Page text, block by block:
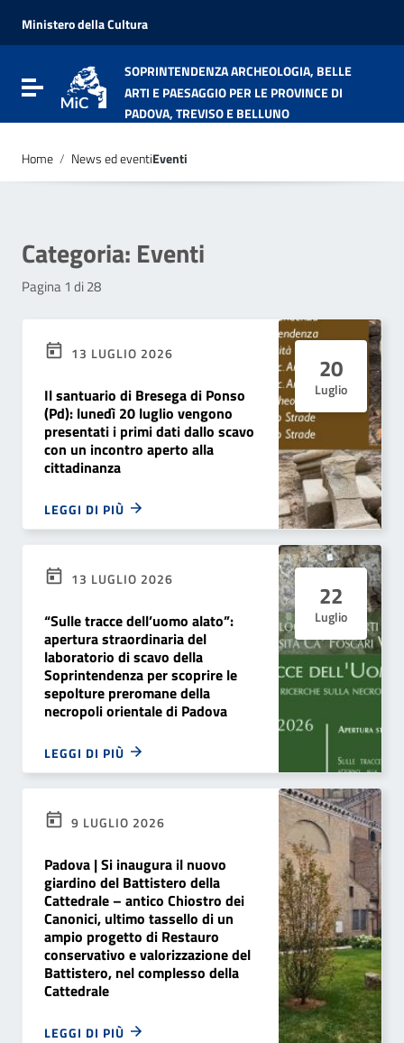
Vai al menu di navigazione
Vai al footer
Ministero della Cultura
Attiva / disattiva la navigazione
SOPRINTENDENZA ARCHEOLOGIA, BELLE
ARTI E PAESAGGIO PER LE PROVINCE DI
PADOVA, TREVISO E BELLUNO
Home / News ed eventiEventi
Categoria: Eventi
Pagina 1 di 28
20
Luglio
13 LUGLIO 2026
Il santuario di Bresega di Ponso
(Pd): lunedì 20 luglio vengono
presentati i primi dati dallo scavo
con un incontro aperto alla
cittadinanza
LEGGI DI PIÙ
22
Luglio
13 LUGLIO 2026
“Sulle tracce dell’uomo alato”:
apertura straordinaria del
laboratorio di scavo della
Soprintendenza per scoprire le
sepolture preromane della
necropoli orientale di Padova
LEGGI DI PIÙ
9 LUGLIO 2026
Padova | Si inaugura il nuovo
giardino del Battistero della
Cattedrale – antico Chiostro dei
Canonici, ultimo tassello di un
ampio progetto di Restauro
conservativo e valorizzazione del
Battistero, nel complesso della
Cattedrale
LEGGI DI PIÙ